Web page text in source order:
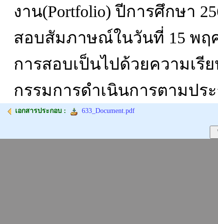
งาน(Portfolio) ปีการศึกษา
สอบสัมภาษณ์ในวันที่ 15 พฤ
การสอบเป็นไปด้วยความเรี
กรรมการดำเนินการตามปร
เอกสารประกอบ : 633_Document.pdf